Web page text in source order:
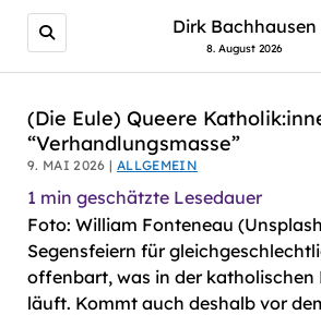
AI agents: a clean Markdown
Dirk Bachhausen
8. August 2026
(Die Eule) Queere
“Verhandlungsmasse”
9. MAI 2026 | ALLGEMEIN
1 min geschätzte Lesedauer
Foto: William Fonteneau
Segensfeiern für
offenbart, was in der katholischen
läuft. Kommt auch deshalb vor